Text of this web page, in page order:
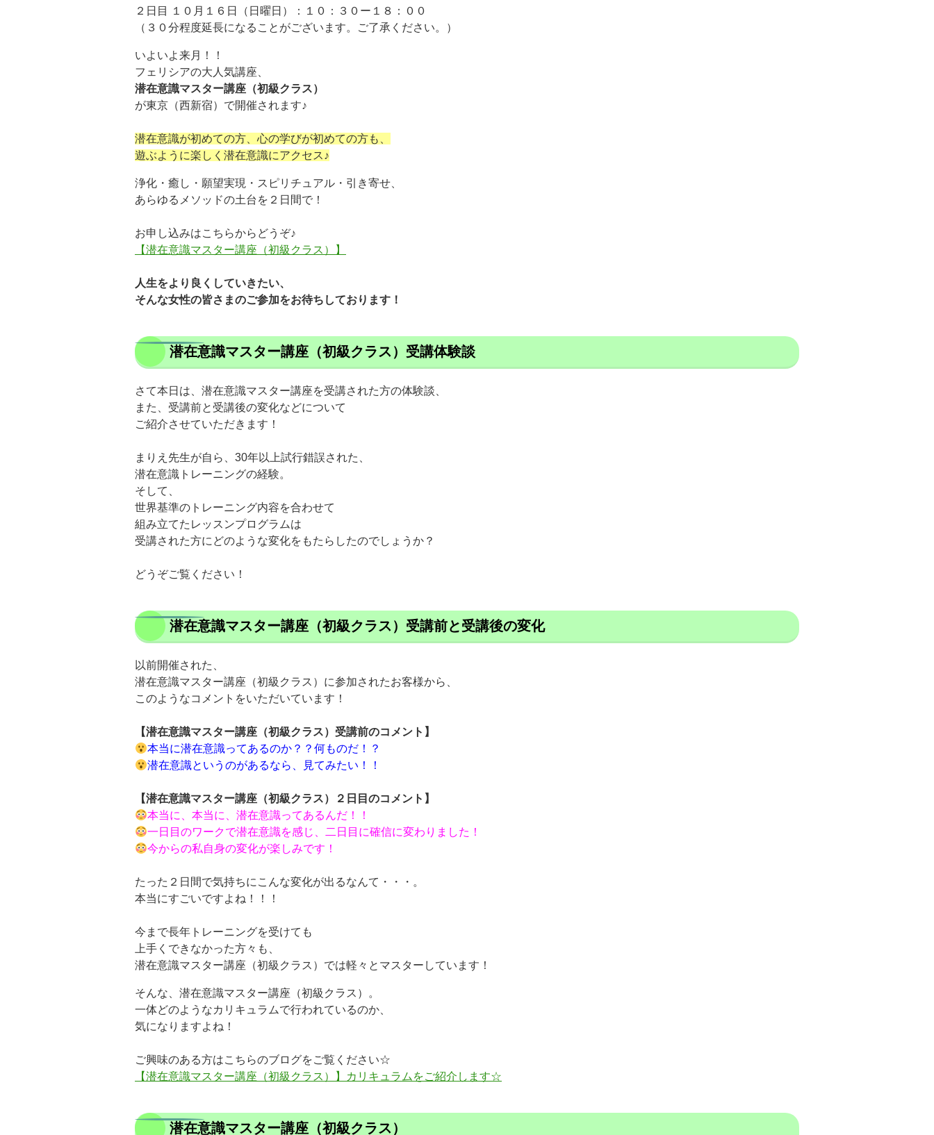
２日目 １０月１６日（日曜日）：１０：３０ー１８：００
（３０分程度延長になることがございます。ご了承ください。）
いよいよ来月！！
フェリシアの大人気講座、
潜在意識マスター講座（初級クラス）
が東京（西新宿）で開催されます♪
潜在意識が初めての方、心の学びが初めての方も、
遊ぶように楽しく潜在意識にアクセス♪
浄化・癒し・願望実現・スピリチュアル・引き寄せ、
あらゆるメソッドの土台を２日間で！
お申し込みはこちらからどうぞ♪
【潜在意識マスター講座（初級クラス）】
人生をより良くしていきたい、
そんな女性の皆さまのご参加をお待ちしております！
潜在意識マスター講座（初級クラス）受講体験談
さて本日は、潜在意識マスター講座を受講された方の体験談、
また、受講前と受講後の変化などについて
ご紹介させていただきます！
まりえ先生が自ら、30年以上試行錯誤された、
潜在意識トレーニングの経験。
そして、
世界基準のトレーニング内容を合わせて
組み立てたレッスンプログラムは
受講された方にどのような変化をもたらしたのでしょうか？
どうぞご覧ください！
潜在意識マスター講座（初級クラス）受講前と受講後の変化
以前開催された、
潜在意識マスター講座（初級クラス）に参加されたお客様から、
このようなコメントをいただいています！
【潜在意識マスター講座（初級クラス）受講前のコメント】
本当に潜在意識ってあるのか？？何ものだ！？
潜在意識というのがあるなら、見てみたい！！
【潜在意識マスター講座（初級クラス）２日目のコメント】
本当に、本当に、潜在意識ってあるんだ！！
一日目のワークで潜在意識を感じ、二日目に確信に変わりました！
今からの私自身の変化が楽しみです！
たった２日間で気持ちにこんな変化が出るなんて・・・。
本当にすごいですよね！！！
今まで長年トレーニングを受けても
上手くできなかった方々も、
潜在意識マスター講座（初級クラス）では軽々とマスターしています！
そんな、潜在意識マスター講座（初級クラス）。
一体どのようなカリキュラムで行われているのか、
気になりますよね！
ご興味のある方はこちらのブログをご覧ください☆
【潜在意識マスター講座（初級クラス）】カリキュラムをご紹介します☆
潜在意識マスター講座（初級クラス）